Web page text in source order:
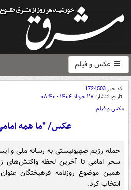
عکس و فیلم
کد خبر1724503
تاریخ انتشار: ۲۷ خرداد ۱۴۰۴ - ۰۸:۴۰
عکس و فیلم
عکس/ "ما همه
حمله رژیم صهیونیستی به رسانه ملی و
سحر امامی تا آخرین لحظه واکنش‌های
همین موضوع روزنامه فرهیختگان
انتخاب کرد.